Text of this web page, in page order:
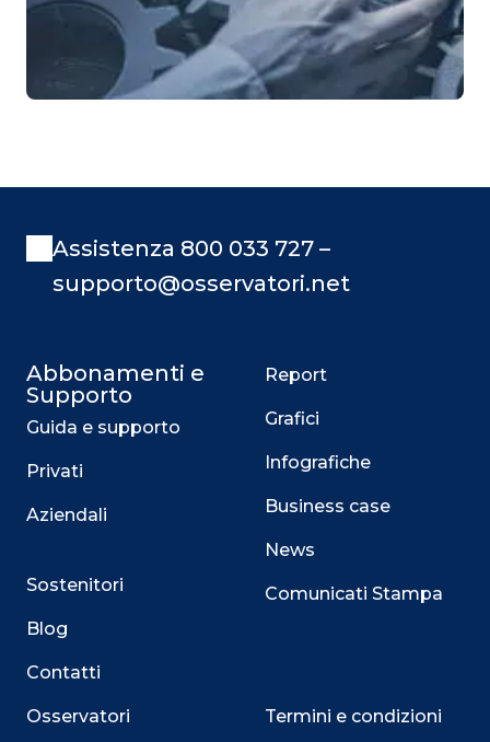
Assistenza 800 033 727 –
supporto@osservatori.net
Abbonamenti e
Supporto
Guida e supporto
Privati
Aziendali
Sostenitori
Blog
Contatti
Osservatori
Report
Grafici
Infografiche
Business case
News
Comunicati Stampa
Termini e condizioni